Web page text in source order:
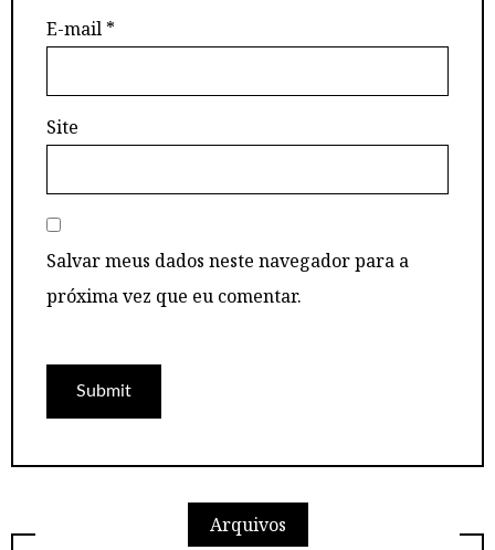
E-mail *
Site
Salvar meus dados neste navegador para a
próxima vez que eu comentar.
Arquivos